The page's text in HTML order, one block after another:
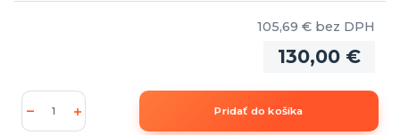
130,00 €
105,69 € bez DPH
Pridať do košíka